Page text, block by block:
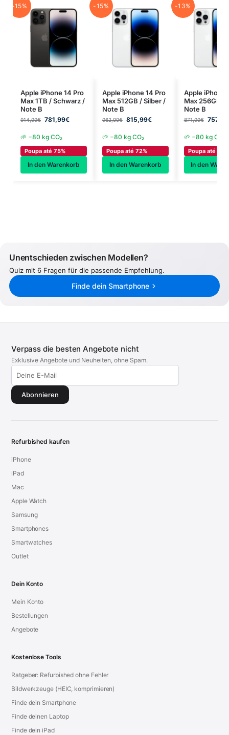
-15%
Apple iPhone 14 Pro
Max 1TB / Schwarz /
Note B
914,99€ 781,99€
🌱 −80 kg CO₂
Poupa até 75%
In den Warenkorb
-15%
Apple iPhone 14 Pro
Max 512GB / Silber /
Note B
962,99€ 815,99€
🌱 −80 kg CO₂
Poupa até 72%
In den Warenkorb
-13%
Apple iPhone
Max 256GB /
Note B
871,99€ 757,99
🌱 −80 kg CO₂
Poupa até 68%
In den
Unentschieden zwischen Modellen?
Quiz mit 6 Fragen für die passende Empfehlung.
Finde dein Smartphone
Verpass die besten Angebote nicht
Exklusive Angebote und Neuheiten, ohne Spam.
Abonnieren
Refurbished kaufen
iPhone
iPad
Mac
Apple Watch
Samsung
Smartphones
Smartwatches
Outlet
Dein Konto
Mein Konto
Bestellungen
Angebote
Kostenlose Tools
Ratgeber: Refurbished ohne Fehler
Bildwerkzeuge (HEIC, komprimieren)
Finde dein Smartphone
Finde deinen Laptop
Finde dein iPad